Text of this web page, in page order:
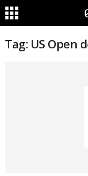
Tag: US Open